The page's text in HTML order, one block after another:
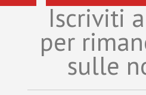
Iscriviti
per
sulle